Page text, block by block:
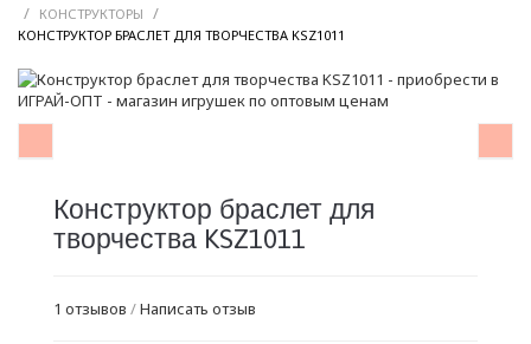
/ КОНСТРУКТОРЫ /
КОНСТРУКТОР БРАСЛЕТ ДЛЯ ТВОРЧЕСТВА KSZ1011
Конструктор браслет для
творчества KSZ1011
1 отзывов /Написать отзыв